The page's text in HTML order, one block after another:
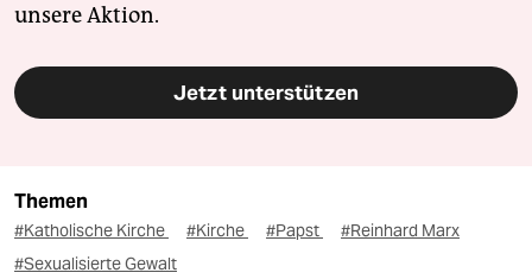
unsere Aktion.
Jetzt unterstützen
Themen
#Katholische Kirche #Kirche #Papst
#Reinhard Marx
#Sexualisierte Gewalt